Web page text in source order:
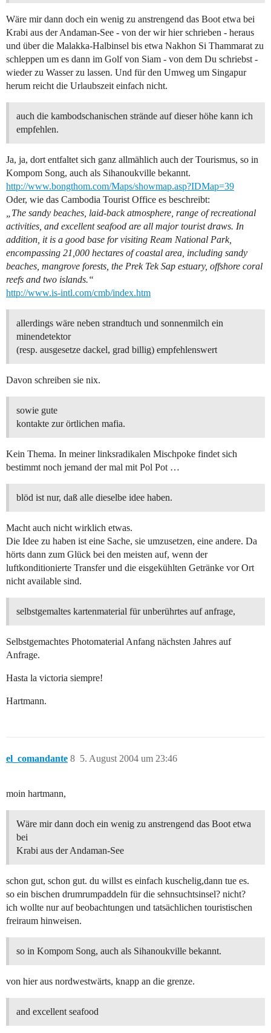
Wäre mir dann doch ein wenig zu anstrengend das Boot etwa bei
Krabi aus der Andaman-See - von der wir hier schrieben - heraus
und über die Malakka-Halbinsel bis etwa Nakhon Si Thammarat zu
schleppen um es dann im Golf von Siam - von dem Du schriebst -
wieder zu Wasser zu lassen. Und für den Umweg um Singapur
herum reicht die Urlaubszeit einfach nicht.
auch die kambodschanischen strände auf dieser höhe kann ich
empfehlen.
Ja, ja, dort entfaltet sich ganz allmählich auch der Tourismus, so in
Kompom Song, auch als Sihanoukville bekannt.
http://www.bongthom.com/Maps/showmap.asp?IDMap=39
Oder, wie das Cambodia Tourist Office es beschreibt:
„The sandy beaches, laid-back atmosphere, range of recreational
activities, and excellent seafood are all major tourist draws. In
addition, it is a good base for visiting Ream National Park,
encompassing 21,000 hectares of coastal area, including sandy
beaches, mangrove forests, the Prek Tek Sap estuary, offshore coral
reefs and two islands.“
http://www.is-intl.com/cmb/index.htm
allerdings wäre neben strandtuch und sonnenmilch ein
minendetektor
(resp. ausgesetze dackel, grad billig) empfehlenswert
Davon schreiben sie nix.
sowie gute
kontakte zur örtlichen mafia.
Kein Thema. In meiner linksradikalen Mischpoke findet sich
bestimmt noch jemand der mal mit Pol Pot …
blöd ist nur, daß alle dieselbe idee haben.
Macht auch nicht wirklich etwas.
Die Idee zu haben ist eine Sache, sie umzusetzen, eine andere. Da
hörts dann zum Glück bei den meisten auf, wenn der
luftkonditionierte Transfer und die eisgekühlten Getränke vor Ort
nicht available sind.
selbstgemaltes kartenmaterial für unberührtes auf anfrage,
Selbstgemachtes Photomaterial Anfang nächsten Jahres auf
Anfrage.
Hasta la victoria siempre!
Hartmann.
el_comandante 5. August 2004 um 23:46
8
moin hartmann,
Wäre mir dann doch ein wenig zu anstrengend das Boot etwa
bei
Krabi aus der Andaman-See
schon gut, schon gut. du willst es einfach kuschelig,dann tue es.
so ein bischen drumrumpaddeln für die sehnsuchtsinsel? nicht?
ich wollte nur auf beobachtungen und tatsächlichen touristischen
freiraum hinweisen.
so in Kompom Song, auch als Sihanoukville bekannt.
von hier aus nordwestwärts, knapp an die grenze.
and excellent seafood